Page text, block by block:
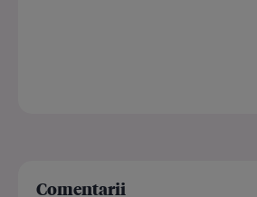
Comentarii